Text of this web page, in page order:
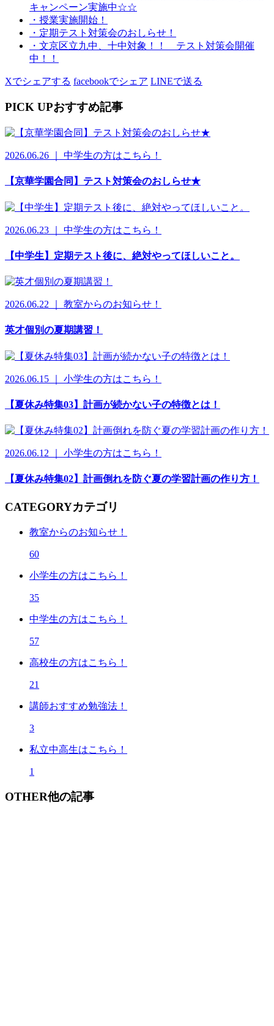
キャンペーン実施中☆☆
・授業実施開始！
・定期テスト対策会のおしらせ！
・文京区立九中、十中対象！！ テスト対策会開催
中！！
Xでシェアする facebookでシェア LINEで送る
PICK UPおすすめ記事
2026.06.26 ｜ 中学生の方はこちら！
【京華学園合同】テスト対策会のおしらせ★
2026.06.23 ｜ 中学生の方はこちら！
【中学生】定期テスト後に、絶対やってほしいこと。
2026.06.22 ｜ 教室からのお知らせ！
英才個別の夏期講習！
2026.06.15 ｜ 小学生の方はこちら！
【夏休み特集03】計画が続かない子の特徴とは！
2026.06.12 ｜ 小学生の方はこちら！
【夏休み特集02】計画倒れを防ぐ夏の学習計画の作り方！
CATEGORYカテゴリ
教室からのお知らせ！
60
小学生の方はこちら！
35
中学生の方はこちら！
57
高校生の方はこちら！
21
講師おすすめ勉強法！
3
私立中高生はこちら！
1
OTHER他の記事